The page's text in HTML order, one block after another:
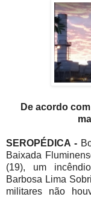
De acordo
SEROPÉDICA -
Baixada
(19), um
Barbosa Lima
militares não